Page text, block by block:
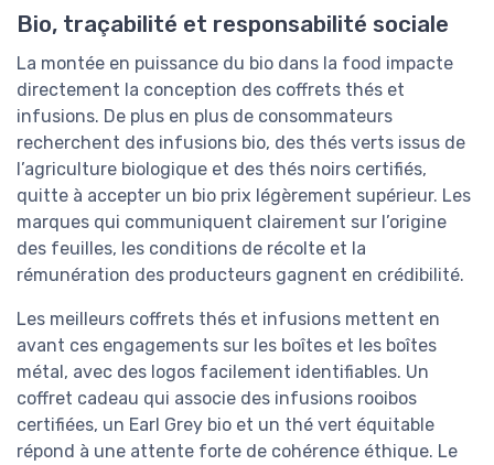
Bio, traçabilité et responsabilité sociale
La montée en puissance du bio dans la food impacte
directement la conception des coffrets thés et
infusions. De plus en plus de consommateurs
recherchent des infusions bio, des thés verts issus de
l’agriculture biologique et des thés noirs certifiés,
quitte à accepter un bio prix légèrement supérieur. Les
marques qui communiquent clairement sur l’origine
des feuilles, les conditions de récolte et la
rémunération des producteurs gagnent en crédibilité.
Les meilleurs coffrets thés et infusions mettent en
avant ces engagements sur les boîtes et les boîtes
métal, avec des logos facilement identifiables. Un
coffret cadeau qui associe des infusions rooibos
certifiées, un Earl Grey bio et un thé vert équitable
répond à une attente forte de cohérence éthique. Le